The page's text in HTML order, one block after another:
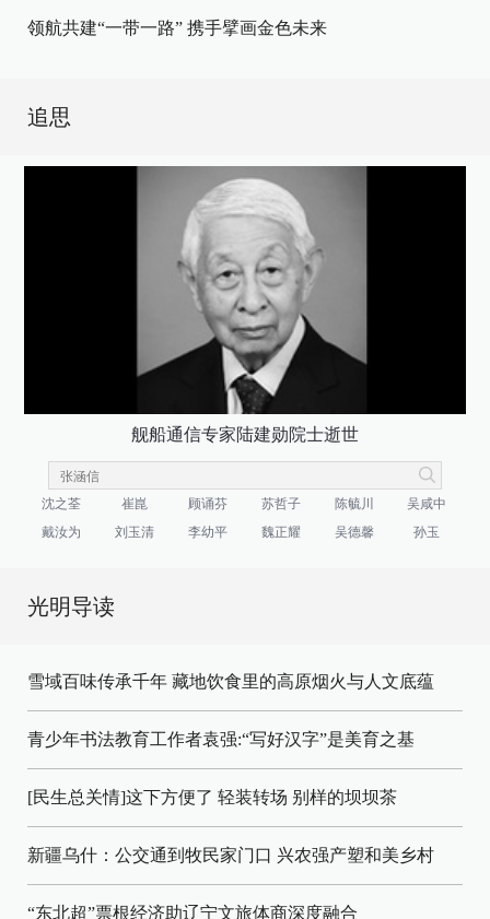
领航共建“一带一路” 携手擘画金色未来
追思
舰船通信专家陆建勋院士逝世
沈之荃 崔崑 顾诵芬 苏哲子 陈毓川
吴咸中
戴汝为
刘玉清 李幼平 魏正耀 吴德馨 孙玉
光明导读
雪域百味传承千年 藏地饮食里的高原烟火与人文底蕴
青少年书法教育工作者袁强:“写好汉字”是美育之基
[民生总关情]这下方便了 轻装转场 别样的坝坝茶
新疆乌什：公交通到牧民家门口 兴农强产塑和美乡村
“东北超”票根经济助辽宁文旅体商深度融合